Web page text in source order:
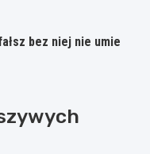
bez niej nie umie